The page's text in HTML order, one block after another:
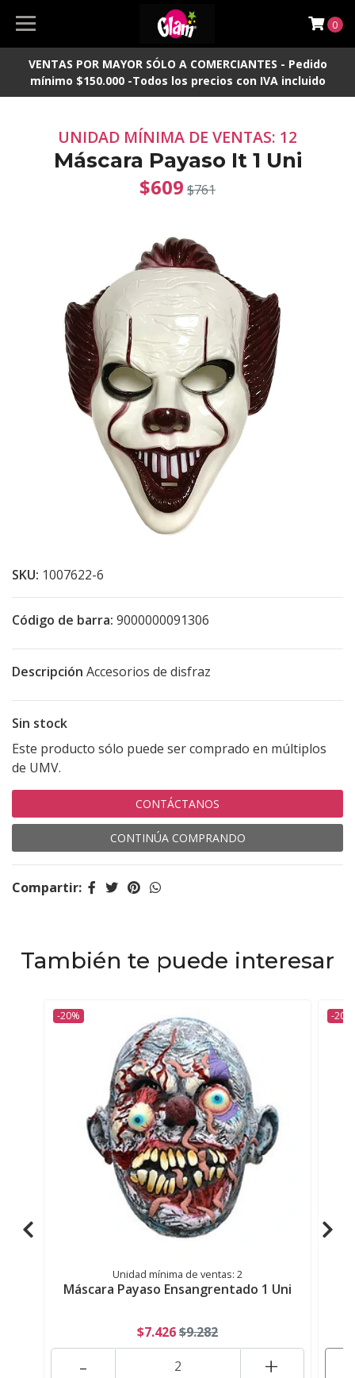
VENTAS POR MAYOR SÓLO A COMERCIANTES - Pedido
mínimo $150.000 -Todos los precios con IVA incluido
0
UNIDAD MÍNIMA DE VENTAS: 12
Máscara Payaso It 1 Uni
$609 $761
SKU: 1007622-6
Código de barra: 9000000091306
Descripción Accesorios de disfraz
Sin stock
Este producto sólo puede ser comprado en múltiplos
de UMV.
CONTÁCTANOS
CONTINÚA COMPRANDO
Compartir:
También te puede interesar
-20%
Unidad mínima de ventas: 2
Máscara Payaso Ensangrentado 1 Uni
$7.426$9.282
+
-
-20%